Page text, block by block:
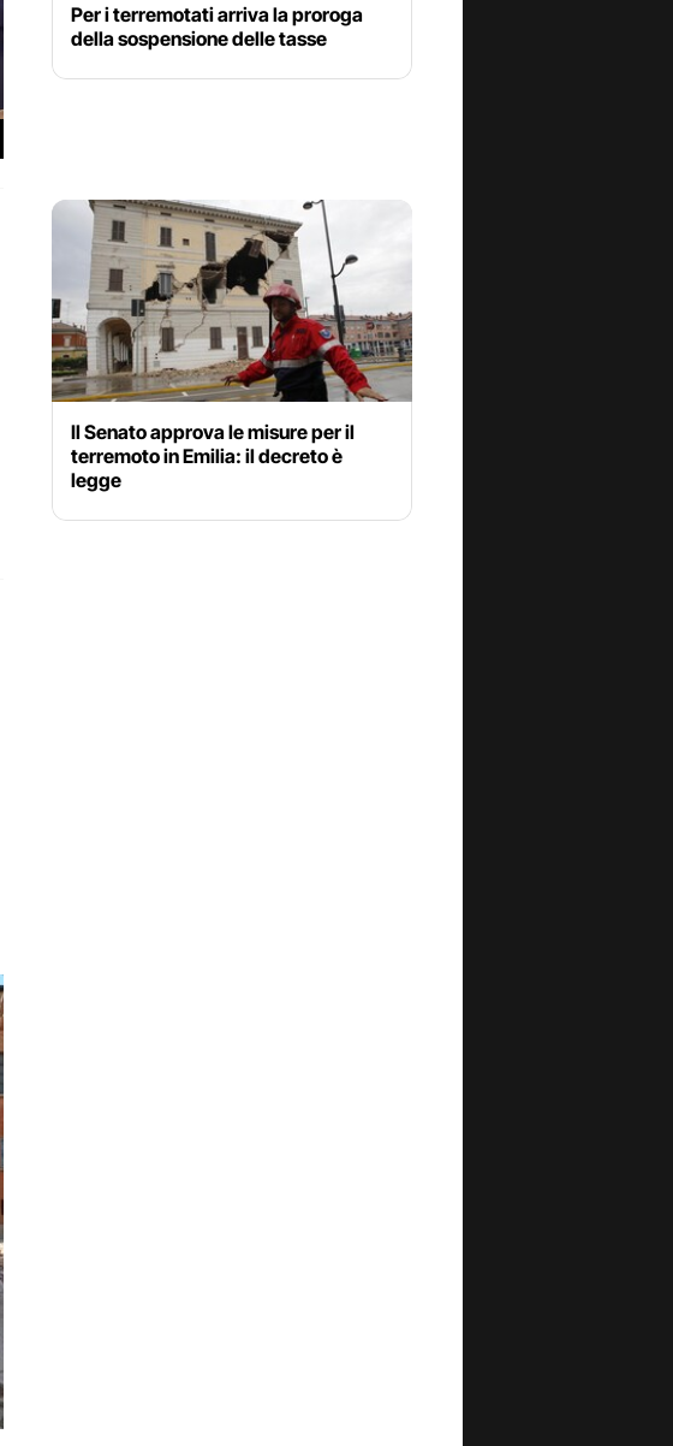
Per i terremotati arriva la proroga
della sospensione delle tasse
Il Senato approva le misure per il
terremoto in Emilia: il decreto è
legge